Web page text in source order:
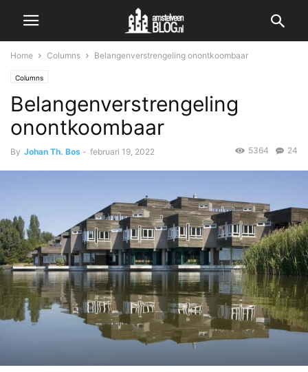
Home Columns Belangenverstrengeling onontkoombaar
Columns
Belangenverstrengeling
onontkoombaar
By Johan Th. Bos - februari 19, 2022 24
5364